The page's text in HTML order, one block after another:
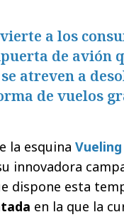
a los
de avión
atreven a
de vuelos
la esquina Vueling
innovadora
dispone esta
en la que la